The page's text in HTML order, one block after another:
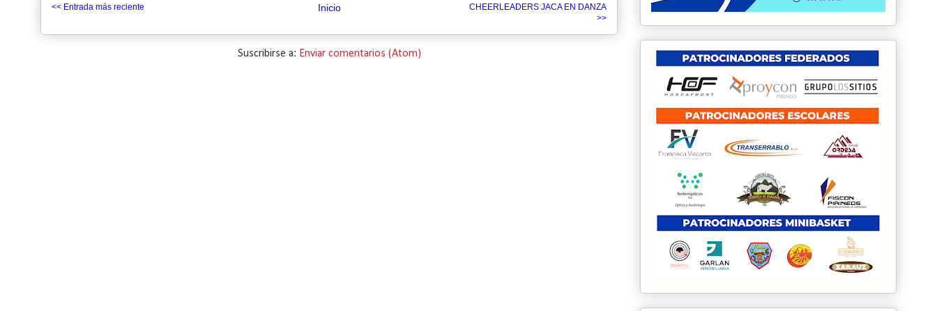
<< Entrada más reciente
CHEERLEADERS JACA EN DANZA
>>
Inicio
Suscribirse a: Enviar comentarios (Atom)